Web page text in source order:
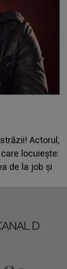
Actorul,
locuiește:
de la job și